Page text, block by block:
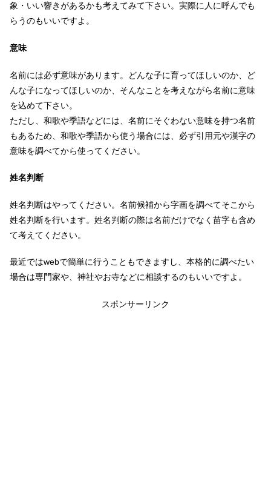
象・いい響きがあるかも考えてみて下さい。実際に人に呼んでも
らうのもいいですよ。
意味
名前には必ず意味があります。どんな子に育ってほしいのか、ど
んな子になってほしいのか、そんなことを考えながら名前に意味
を込めて下さい。
ただし、和歌や季語などには、名前にそぐわない意味を持つ名前
もあるため、和歌や季語から使う場合には、必ず引用元や漢字の
意味を調べてから使ってください。
姓名判断
姓名判断はやってください。名前候補から字画を調べてそこから
姓名判断を行います。姓名判断の際は名前だけでなく苗字も含め
て考えてください。
最近ではwebで簡単に行うこともできますし、本格的に調べたい
場合は専門家や、神社やお寺などに相談するのもいいですよ。
スポンサーリンク